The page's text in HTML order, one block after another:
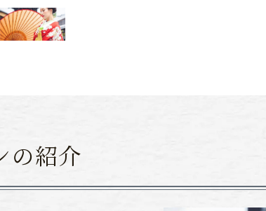
の紹介